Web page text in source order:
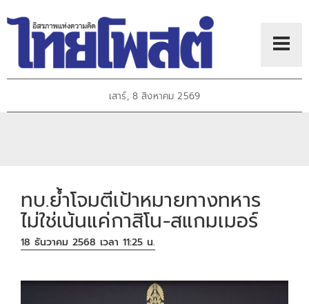
เสาร์, 8 สิงหาคม 2569
ทบ.ย้ำโจมตีเป้าหมายทางทหาร
ไม่ใช่เน้นแค่กาสิโน-สแกมเมอร์
18 ธันวาคม 2568 เวลา 11:25 น.